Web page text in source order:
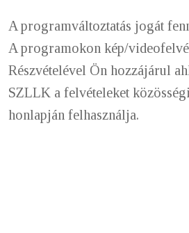
A programváltoztatás jogát
A programokon kép/
Részvételével Ön hozzájárul
SZLLK a felvételeket
honlapján felhasználja.